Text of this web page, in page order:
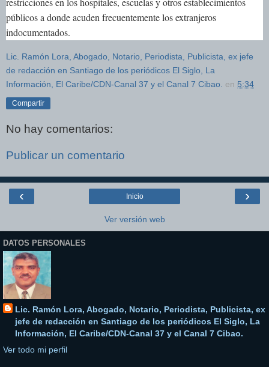
públicos a donde acuden frecuentemente los extranjeros
indocumentados.
Lic. Ramón Lora, Abogado, Notario, Periodista, Publicista, ex jefe
de redacción en Santiago de los periódicos El Siglo, La
Información, El Caribe/CDN-Canal 37 y el Canal 7 Cibao. en 5:34
Compartir
No hay comentarios:
Publicar un comentario
‹ ›
Inicio
Ver versión web
DATOS PERSONALES
Lic. Ramón Lora, Abogado, Notario, Periodista, Publicista, ex
jefe de redacción en Santiago de los periódicos El Siglo, La
Información, El Caribe/CDN-Canal 37 y el Canal 7 Cibao.
Ver todo mi perfil